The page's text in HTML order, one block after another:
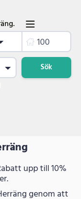
Sök
upp till 10%
genom att